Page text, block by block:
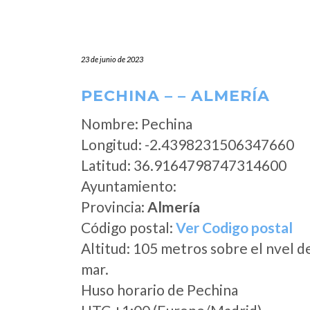
23 de junio de 2023
PECHINA – – ALMERÍA
Nombre: Pechina
Longitud: -2.4398231506347660
Latitud: 36.9164798747314600
Ayuntamiento:
Provincia: Almería
Código postal: Ver Codigo postal
Altitud: 105 metros sobre el nvel
mar.
Huso horario de Pechina